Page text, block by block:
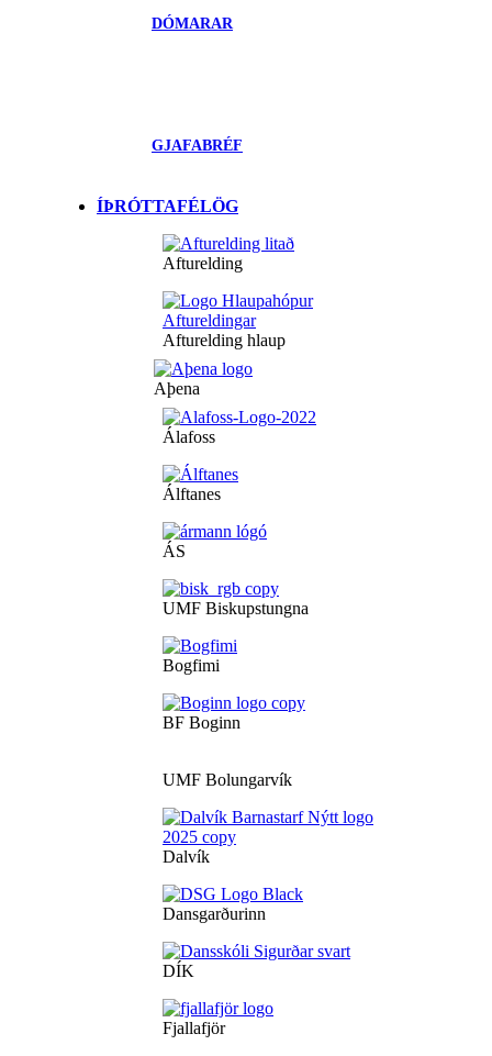
DÓMARAR
GJAFABRÉF
ÍÞRÓTTAFÉLÖG
Afturelding
Afturelding hlaup
Aþena
Álafoss
Álftanes
ÁS
UMF Biskupstungna
Bogfimi
BF Boginn
UMF Bolungarvík
Dalvík
Dansgarðurinn
DÍK
Fjallafjör